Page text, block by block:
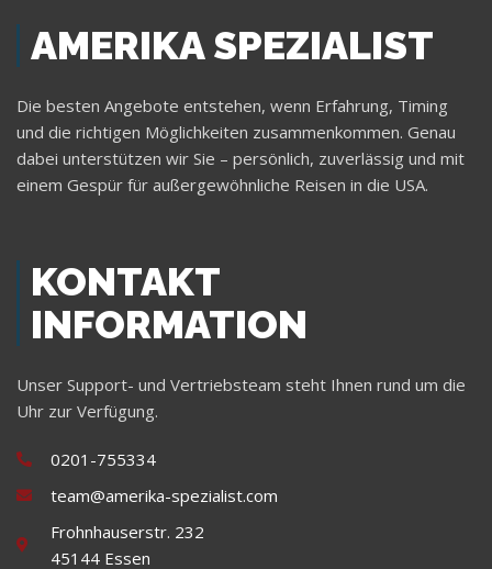
AMERIKA SPEZIALIST
Die besten Angebote entstehen, wenn Erfahrung, Timing
und die richtigen Möglichkeiten zusammenkommen. Genau
dabei unterstützen wir Sie – persönlich, zuverlässig und mit
einem Gespür für außergewöhnliche Reisen in die USA.
KONTAKT
INFORMATION
Unser Support- und Vertriebsteam steht Ihnen rund um die
Uhr zur Verfügung.
0201-755334
team@amerika-spezialist.com
Frohnhauserstr. 232
45144 Essen